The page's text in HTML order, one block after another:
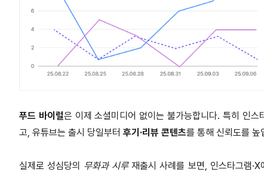
푸드 바이럴은 이제 소셜미디어 없이는 불가능합니다. 특히 인
고, 유튜브는 출시 당일부터 후기·리뷰 콘텐츠를 통해 신뢰도를 높
실제로 성심당의 무화과 시루재출시 사례를 보면, 인스타그램